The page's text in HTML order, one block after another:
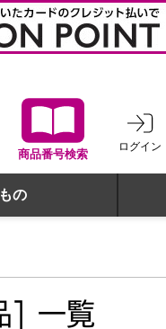
商品番号検索
ログイン
の
] 一覧